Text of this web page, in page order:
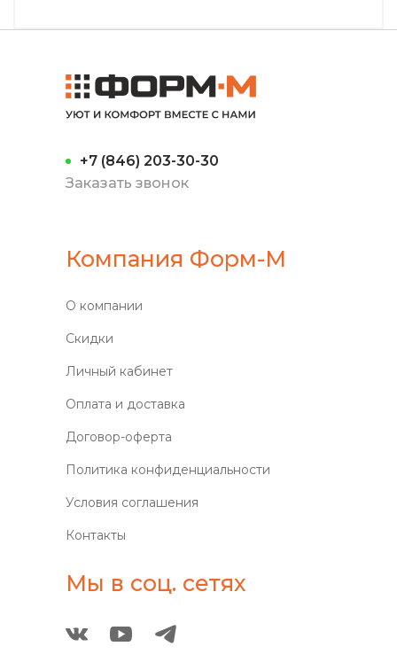
+7 (846) 203-30-30
Заказать звонок
Компания Форм-М
О компании
Скидки
Личный кабинет
Оплата и доставка
Договор-оферта
Политика конфиденциальности
Условия соглашения
Контакты
Мы в соц. сетях